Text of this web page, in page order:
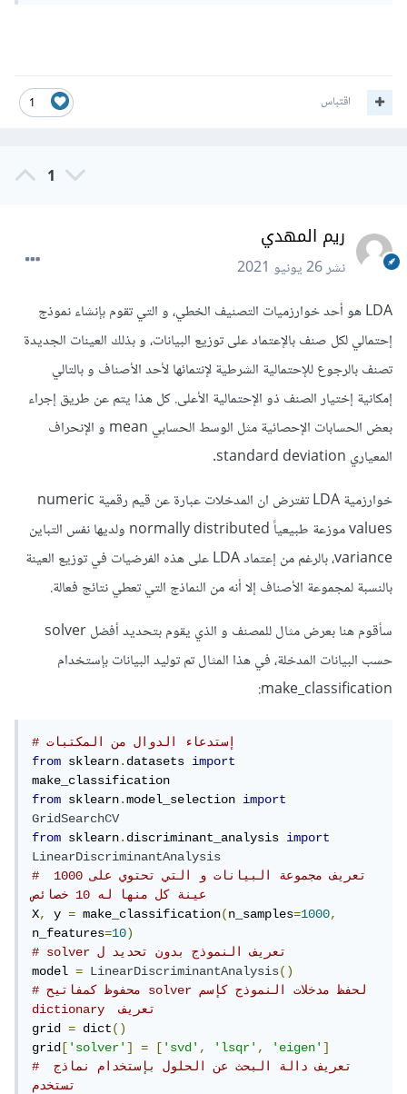
1 اقتباس
1
ريم المهدي
نشر26 يونيو 2021
LDA هو أحد خوارزميات التصنيف الخطي، و التي تقوم بإنشاء نموذج
إحتمالي لكل صنف بالإعتماد على توزيع البيانات، و بذلك العينات الجديدة
تصنف بالرجوع للإحتمالية الشرطية لإنتمائها لأحد الأصناف و بالتالي
إمكانية إختيار الصنف ذو الإحتمالية الأعلى. كل هذا يتم عن طريق إجراء
بعض الحسابات الإحصائية مثل الوسط الحسابي mean و الإنحراف
المعياري standard deviation.
خوارزمية LDA تفترض ان المدخلات عبارة عن قيم رقمية numeric
values موزعة طبيعياً normally distributed ولديها نفس التباين
variance، بالرغم من إعتماد LDA على هذه الفرضيات في توزيع العينة
بالنسبة لمجموعة الأصناف إلا أنه من النماذج التي تعطي نتائج فعالة.
سأقوم هنا بعرض مثال للمصنف و الذي يقوم بتحديد أفضل solver
حسب البيانات المدخلة، في هذا المثال تم توليد البيانات بإستخدام
make_classification:
# إستدعاء الدوال من المكتبات
from sklearn.datasets import
from sklearn.model_selection import
GridSearchCV
from sklearn.discriminant_analysis import
LinearDiscriminantAnalysis
# تعريف مجموعة البيانات و التي تحتوي على 1000
عينة كل منها له 10 خصائص
X, y = make_classification(n_samples=1000,
n_features=10)
# solver تعريف النموذج بدون تحديد ل
model = LinearDiscriminantAnalysis()
# محفوظ كمفاتيح solver لحفظ مدخلات النموذج كإسم
dictionary  تعريف
grid = dict()
grid ['solver'] = ['svd', 'lsqr', 'eigen']
# تعريف دالة البحث عن الحلول بإستخدام نماذج